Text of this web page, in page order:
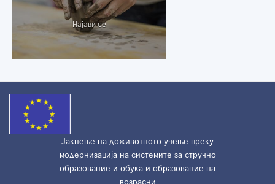
Најави се
Јакнење на доживотното учење преку
модернизација на системите за стручно
образование и обука и образование на
возрасни